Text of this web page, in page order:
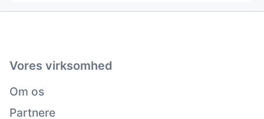
Vores virksomhed
Om os
Partnere